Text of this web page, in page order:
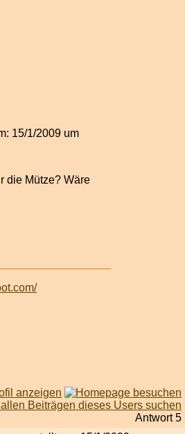
15/1/2009 um
die Mütze? Wäre
Antwort 5